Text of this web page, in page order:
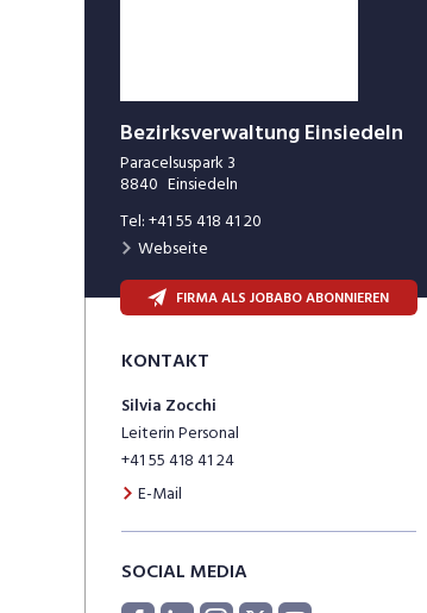
Bezirksverwaltung Einsiedeln
Paracelsuspark 3
8840 Einsiedeln
Tel:+41 55 418 41 20
Webseite
FIRMA ALS JOBABO ABONNIEREN
KONTAKT
Silvia Zocchi
Leiterin Personal
+41 55 418 41 24
E-Mail
SOCIAL MEDIA